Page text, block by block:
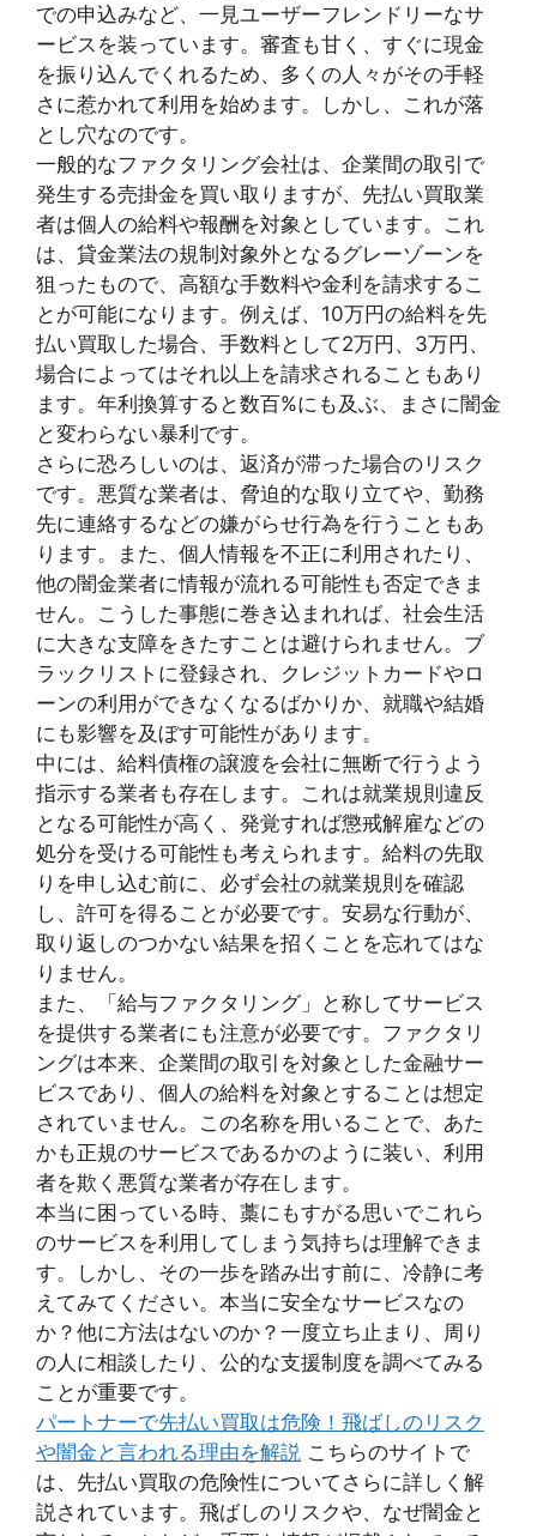
での申込みなど、一見ユーザーフレンドリーなサ
ービスを装っています。審査も甘く、すぐに現金
を振り込んでくれるため、多くの人々がその手軽
さに惹かれて利用を始めます。しかし、これが落
とし穴なのです。
一般的なファクタリング会社は、企業間の取引で
発生する売掛金を買い取りますが、先払い買取業
者は個人の給料や報酬を対象としています。これ
は、貸金業法の規制対象外となるグレーゾーンを
狙ったもので、高額な手数料や金利を請求するこ
とが可能になります。例えば、10万円の給料を先
払い買取した場合、手数料として2万円、3万円、
場合によってはそれ以上を請求されることもあり
ます。年利換算すると数百%にも及ぶ、まさに闇金
と変わらない暴利です。
さらに恐ろしいのは、返済が滞った場合のリスク
です。悪質な業者は、脅迫的な取り立てや、勤務
先に連絡するなどの嫌がらせ行為を行うこともあ
ります。また、個人情報を不正に利用されたり、
他の闇金業者に情報が流れる可能性も否定できま
せん。こうした事態に巻き込まれれば、社会生活
に大きな支障をきたすことは避けられません。ブ
ラックリストに登録され、クレジットカードやロ
ーンの利用ができなくなるばかりか、就職や結婚
にも影響を及ぼす可能性があります。
中には、給料債権の譲渡を会社に無断で行うよう
指示する業者も存在します。これは就業規則違反
となる可能性が高く、発覚すれば懲戒解雇などの
処分を受ける可能性も考えられます。給料の先取
りを申し込む前に、必ず会社の就業規則を確認
し、許可を得ることが必要です。安易な行動が、
取り返しのつかない結果を招くことを忘れてはな
りません。
また、「給与ファクタリング」と称してサービス
を提供する業者にも注意が必要です。ファクタリ
ングは本来、企業間の取引を対象とした金融サー
ビスであり、個人の給料を対象とすることは想定
されていません。この名称を用いることで、あた
かも正規のサービスであるかのように装い、利用
者を欺く悪質な業者が存在します。
本当に困っている時、藁にもすがる思いでこれら
のサービスを利用してしまう気持ちは理解できま
す。しかし、その一歩を踏み出す前に、冷静に考
えてみてください。本当に安全なサービスなの
か？他に方法はないのか？一度立ち止まり、周り
の人に相談したり、公的な支援制度を調べてみる
ことが重要です。
パートナーで先払い買取は危険！飛ばしのリスク
や闇金と言われる理由を解説 こちらのサイトで
は、先払い買取の危険性についてさらに詳しく解
説されています。飛ばしのリスクや、なぜ闇金と